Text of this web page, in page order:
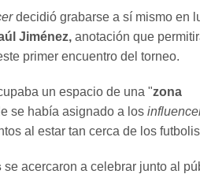
decidió grabarse a sí mismo en
Jiménez, anotación que
primer encuentro del torneo.
un espacio de una "zona
se había asignado a los
al estar tan cerca de los
se acercaron a celebrar junto al